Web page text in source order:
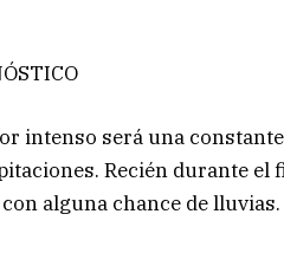
intenso será una
Recién durante el
con alguna chance de lluvias.